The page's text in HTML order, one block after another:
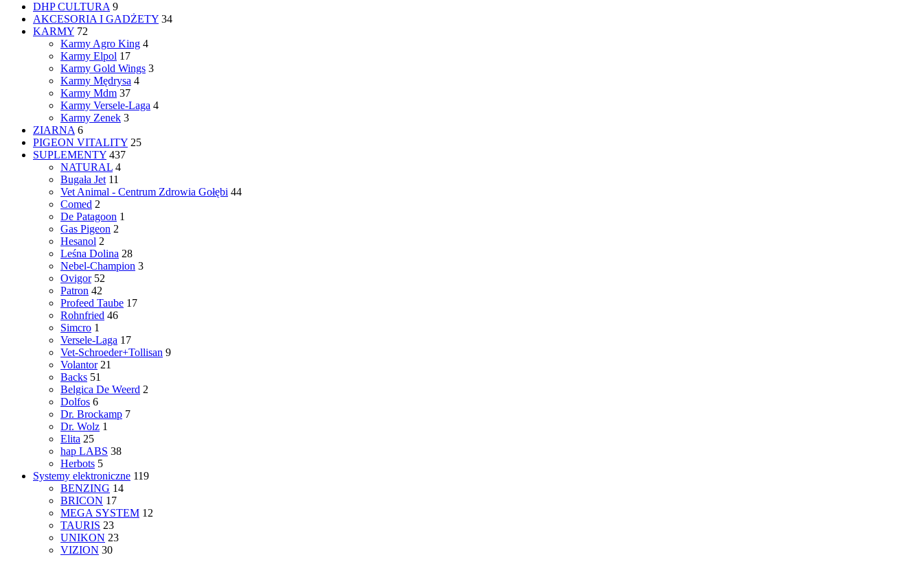
DHP CULTURA 9
AKCESORIA I GADŻETY 34
KARMY 72
Karmy Agro King 4
Karmy Elpol 17
Karmy Gold Wings 3
Karmy Mędrysa 4
Karmy Mdm 37
Karmy Versele-Laga 4
Karmy Zenek 3
ZIARNA 6
PIGEON VITALITY 25
SUPLEMENTY 437
NATURAL 4
Bugała Jet 11
Vet Animal - Centrum Zdrowia Gołębi 44
Comed 2
De Patagoon 1
Gas Pigeon 2
Hesanol 2
Leśna Dolina 28
Nebel-Champion 3
Ovigor 52
Patron 42
Profeed Taube 17
Rohnfried 46
Simcro 1
Versele-Laga 17
Vet-Schroeder+Tollisan 9
Volantor 21
Backs 51
Belgica De Weerd 2
Dolfos 6
Dr. Brockamp 7
Dr. Wolz 1
Elita 25
hap LABS 38
Herbots 5
Systemy elektroniczne 119
BENZING 14
BRICON 17
MEGA SYSTEM 12
TAURIS 23
UNIKON 23
VIZION 30